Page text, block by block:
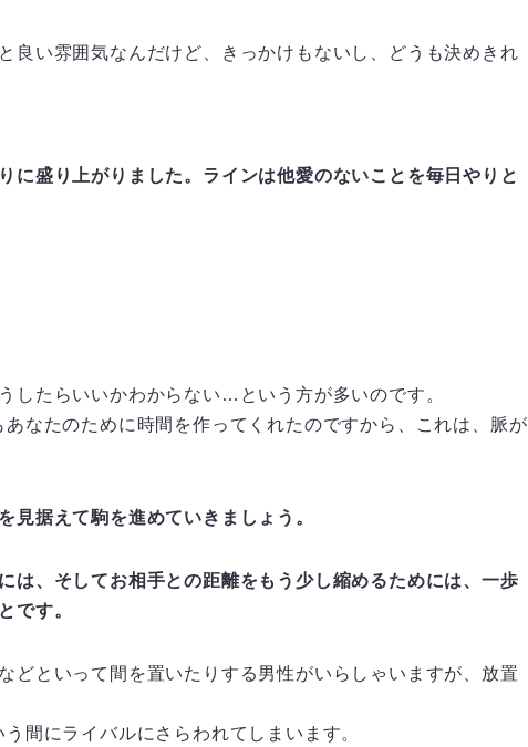
良い雰囲気なんだけど、きっかけもないし、どうも決めきれ
に盛り上がりました。ラインは他愛のないことを毎日やりと
したらいいかわからない…という方が多いのです。
なたのために時間を作ってくれたのですから、これは、脈が
見据えて駒を進めていきましょう。
は、そしてお相手との距離をもう少し縮めるためには、一歩
です。
どといって間を置いたりする男性がいらしゃいますが、放置
間にライバルにさらわれてしまいます。